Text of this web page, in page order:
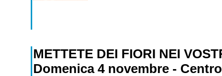
METTETE DEI FIORI NEI
Domenica 4 novembre -